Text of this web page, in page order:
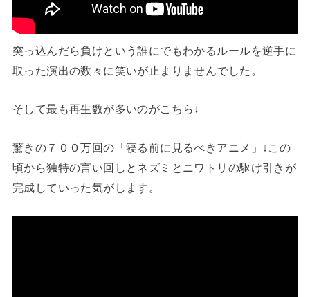
突っ込んだら負けという誰にでもわかるルールを逆手に
取った演出の数々に笑いが止まりませんでした。
そして最も再生数が多いのがこちら↓
驚きの７００万回の「寝る前に見るべきアニメ」↓この
頃から独特の言い回しとネズミとニワトリの駆け引きが
完成していった気がします。